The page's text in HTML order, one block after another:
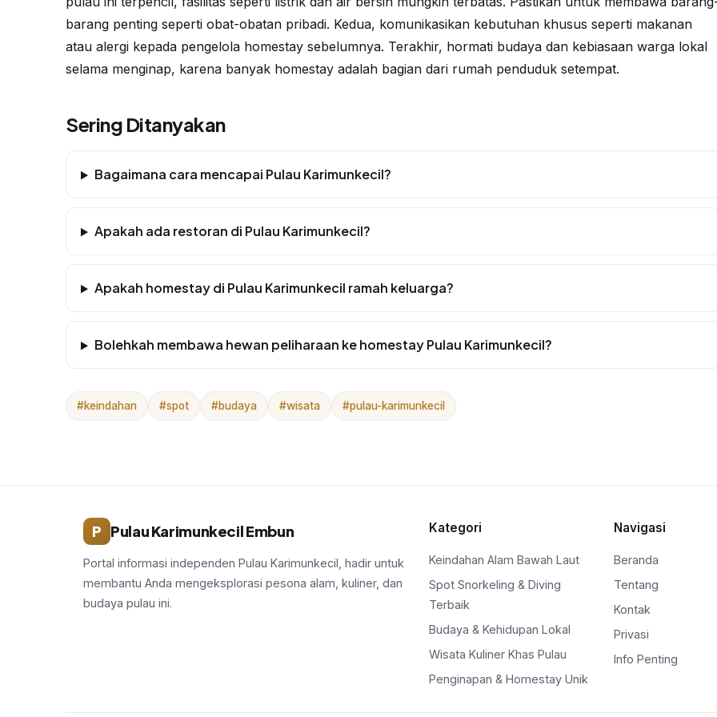
barang penting seperti obat-obatan pribadi. Kedua, komunikasikan kebutuhan khusus seperti makanan
atau alergi kepada pengelola homestay sebelumnya. Terakhir, hormati budaya dan kebiasaan warga lokal
selama menginap, karena banyak homestay adalah bagian dari rumah penduduk setempat.
Sering Ditanyakan
Bagaimana cara mencapai Pulau Karimunkecil?
Apakah ada restoran di Pulau Karimunkecil?
Apakah homestay di Pulau Karimunkecil ramah keluarga?
Bolehkah membawa hewan peliharaan ke homestay Pulau Karimunkecil?
#keindahan #spot #budaya #wisata #pulau-karimunkecil
P Pulau Karimunkecil Embun
Portal informasi independen Pulau Karimunkecil, hadir untuk
membantu Anda mengeksplorasi pesona alam, kuliner, dan
budaya pulau ini.
Kategori
Keindahan Alam Bawah Laut
Spot Snorkeling & Diving
Terbaik
Budaya & Kehidupan Lokal
Wisata Kuliner Khas Pulau
Penginapan & Homestay Unik
Navigasi
Beranda
Tentang
Kontak
Privasi
Info Penting